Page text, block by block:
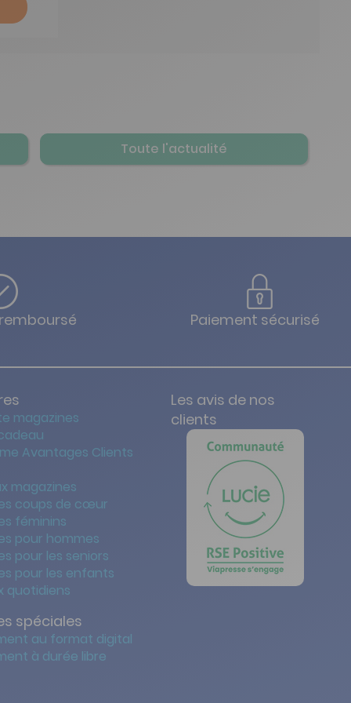
Toute l'actualité
Paiement sécurisé
magazines
Avantages Clients
magazines
coups de cœur
féminins
pour hommes
pour les seniors
pour les enfants
quotidiens
spéciales
au format digital
à durée libre
Les avis de nos
clients